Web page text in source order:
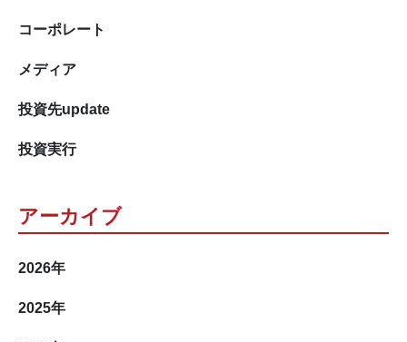
コーポレート
メディア
投資先update
投資実行
アーカイブ
2026年
2025年